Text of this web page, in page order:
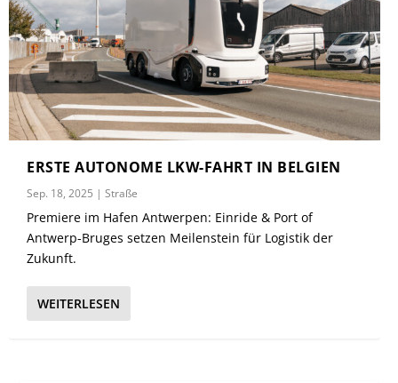
ERSTE AUTONOME LKW-FAHRT IN BELGIEN
Sep. 18, 2025 |Straße
Premiere im Hafen Antwerpen: Einride & Port of
Antwerp-Bruges setzen Meilenstein für Logistik der
Zukunft.
WEITERLESEN